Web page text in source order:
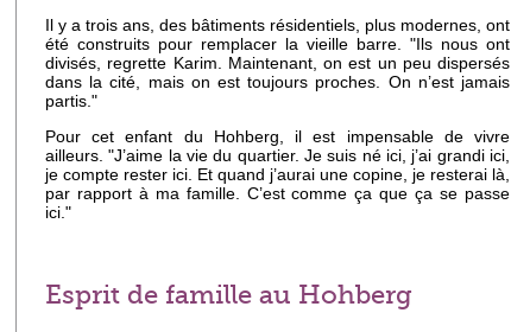
Il y a trois ans, des bâtiments résidentiels, plus modernes, ont
été construits pour remplacer la vieille barre. "Ils nous ont
divisés, regrette Karim. Maintenant, on est un peu dispersés
dans la cité, mais on est toujours proches. On n’est jamais
partis."
Pour cet enfant du Hohberg, il est impensable de vivre
ailleurs. "J’aime la vie du quartier. Je suis né ici, j’ai grandi ici,
je compte rester ici. Et quand j’aurai une copine, je resterai là,
par rapport à ma famille. C’est comme ça que ça se passe
ici."
Esprit de famille au Hohberg